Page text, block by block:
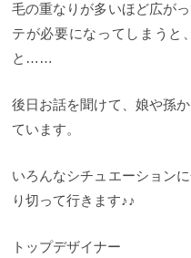
毛の重なりが多いほど広が
テが必要になってしまうと
と……
後日お話を聞けて、娘や孫
ています。
いろんなシチュエーション
り切って行きます♪♪
トップデザイナー